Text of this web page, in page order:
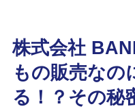
株式会社
もの販売なの
る！？その秘